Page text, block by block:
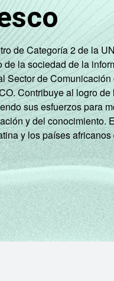
de Categoría 2 de la
la sociedad de la
Sector de Comunicación
Contribuye al logro
sus esfuerzos para
y del conocimiento.
y los países